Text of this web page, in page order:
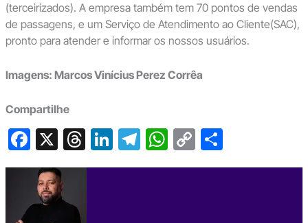
(terceirizados). A empresa também tem 70 pontos de vendas
de passagens, e um Serviço de Atendimento ao Cliente(SAC),
pronto para atender e informar os nossos usuários.
Imagens: Marcos Vinícius Perez Corrêa
Compartilhe
F
a
c
e
X T
hr
Li
n
T
el
W
h
C
o
S
h